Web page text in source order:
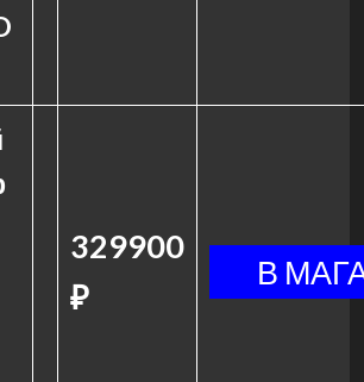
329900
₽